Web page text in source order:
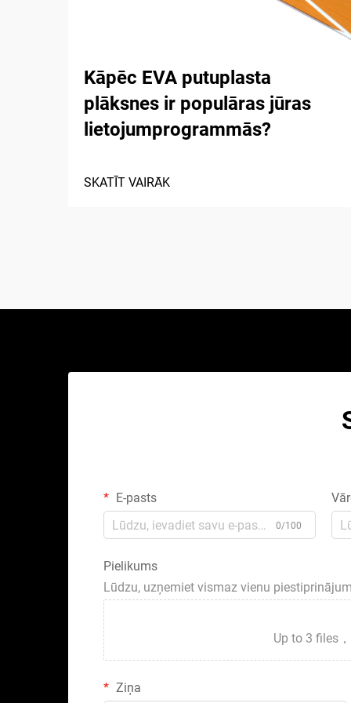
Kāpēc EVA putuplasta
plāksnes ir populāras jūras
lietojumprogrammās?
SKATĪT VAIRĀK
E-pasts
0/100
Pielikums
Lūdzu, uzņemiet vismaz vienu
Up to 3 files
Ziņa